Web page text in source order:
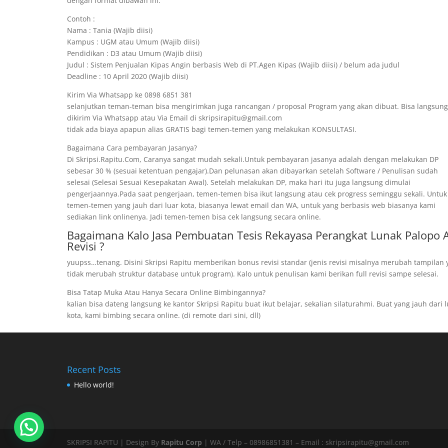
Contoh :
Nama : Tania (Wajib diisi)
Kampus : UGM atau Umum (Wajib diisi)
Pendidikan : D3 atau Umum (Wajib diisi)
Judul : Sistem Penjualan Kipas Angin berbasis Web di PT.Agen Kipas (Wajib diisi) / belum ada judul
Deadline : 10 April 2020 (Wajib diisi)
Kirim Via Whatsapp ke 0898 6851 381
selanjutkan teman-teman bisa mengirimkan juga rancangan / proposal Program yang akan dibuat. Bisa langsung
dikirim Via Whatsapp atau Via Email di skripsirapitu@gmail.com
tidak ada biaya apapun alias GRATIS bagi temen-temen yang melakukan KONSULTASI.
Bagaimana Cara pembayaran Jasanya?
Di Skripsi.Rapitu.Com, Caranya sangat mudah sekali.Untuk pembayaran jasanya adalah dengan melakukan DP
sebesar 30 % (sesuai ketentuan pengajar).Dan pelunasan akan dibayarkan setelah Software / Penulisan sudah
selesai (Selesai Sesuai Kesepakatan Awal). Setelah melakukan DP, maka hari itu juga langsung dimulai
pengerjaannya.Pada saat pengerjaan, temen-temen bisa ikut langsung atau cek progress seminggu sekali. Untuk
temen-temen yang jauh dari luar kota, biasanya lewat email dan WA, untuk yang berbasis web biasanya kami
sediakan link onlinenya. Jadi temen-temen bisa cek langsung secara online.
Bagaimana Kalo Jasa Pembuatan Tesis Rekayasa Perangkat Lunak Palopo
Revisi ?
yuupss…tenang. Disini Skripsi Rapitu memberikan bonus revisi standar (jenis revisi misalnya merubah tampilan
tidak merubah struktur database untuk program). Kalo untuk penulisan kami berikan full revisi sampe selesai.
Bisa Tatap Muka Atau Hanya Secara Online Bimbingannya?
kalian bisa dateng langsung ke kantor Skripsi Rapitu buat ikut belajar, sekalian silaturahmi. Buat yang jauh dari
kota, kami bimbing secara online. (di remote dari sini, dll)
Recent Posts
Hello world!
SKRIPSI RAPITU | Design By Rapitu Corp | WA / Telp – 08986851381 – Email : skripsirapitu@gmail.com